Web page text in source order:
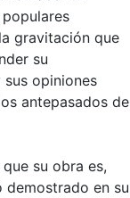
gravitación que
su
opiniones
antepasados de
su obra es,
demostrado en su